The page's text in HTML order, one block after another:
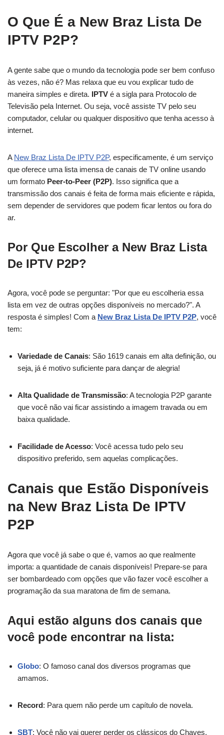
O Que É a New Braz Lista De
IPTV P2P?
A gente sabe que o mundo da tecnologia pode ser bem confuso
às vezes, não é? Mas relaxa que eu vou explicar tudo de
maneira simples e direta. IPTV é a sigla para Protocolo de
Televisão pela Internet. Ou seja, você assiste TV pelo seu
computador, celular ou qualquer dispositivo que tenha acesso à
internet.
A New Braz Lista De IPTV P2P, especificamente, é um serviço
que oferece uma lista imensa de canais de TV online usando
um formato Peer-to-Peer (P2P). Isso significa que a
transmissão dos canais é feita de forma mais eficiente e rápida,
sem depender de servidores que podem ficar lentos ou fora do
ar.
Por Que Escolher a New Braz Lista
De IPTV P2P?
Agora, você pode se perguntar: "Por que eu escolheria essa
lista em vez de outras opções disponíveis no mercado?". A
resposta é simples! Com a New Braz Lista De IPTV P2P, você
tem:
Variedade de Canais: São 1619 canais em alta definição, ou
seja, já é motivo suficiente para dançar de alegria!
Alta Qualidade de Transmissão: A tecnologia P2P garante
que você não vai ficar assistindo a imagem travada ou em
baixa qualidade.
Facilidade de Acesso: Você acessa tudo pelo seu
dispositivo preferido, sem aquelas complicações.
Canais que Estão Disponíveis
na New Braz Lista De IPTV
P2P
Agora que você já sabe o que é, vamos ao que realmente
importa: a quantidade de canais disponíveis! Prepare-se para
ser bombardeado com opções que vão fazer você escolher a
programação da sua maratona de fim de semana.
Aqui estão alguns dos canais que
você pode encontrar na lista:
Globo: O famoso canal dos diversos programas que
amamos.
Record: Para quem não perde um capítulo de novela.
SBT: Você não vai querer perder os clássicos do Chaves,